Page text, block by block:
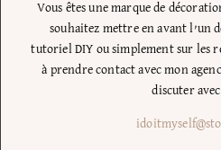
Vous êtes une marque de
souhaitez mettre en avant l’un
tutoriel DIY ou simplement sur les
à prendre contact avec mon
discuter